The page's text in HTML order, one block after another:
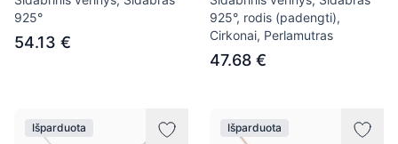
925°
54.13 €
925°, rodis (padengti),
Cirkonai, Perlamutras
47.68 €
Išparduota Išparduota